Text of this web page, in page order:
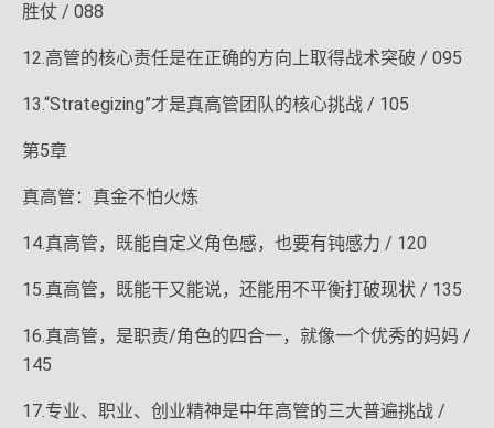
胜仗 / 088
12.高管的核心责任是在正确的方向上取得战术突破 / 095
13.“Strategizing”才是真高管团队的核心挑战 / 105
第5章
真高管：真金不怕火炼
14.真高管，既能自定义角色感，也要有钝感力 / 120
15.真高管，既能干又能说，还能用不平衡打破现状 / 135
16.真高管，是职责/角色的四合一，就像一个优秀的妈妈 /
145
17.专业、职业、创业精神是中年高管的三大普遍挑战 /